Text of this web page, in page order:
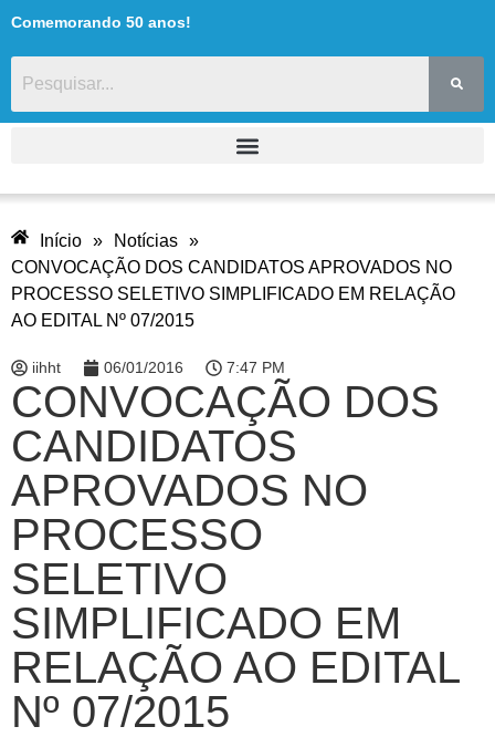
Comemorando 50 anos!
Início » Notícias »
CONVOCAÇÃO DOS CANDIDATOS APROVADOS NO
PROCESSO SELETIVO SIMPLIFICADO EM RELAÇÃO
AO EDITAL Nº 07/2015
iihht 06/01/2016 7:47 PM
CONVOCAÇÃO DOS
CANDIDATOS
APROVADOS NO
PROCESSO
SELETIVO
SIMPLIFICADO EM
RELAÇÃO AO EDITAL
Nº 07/2015